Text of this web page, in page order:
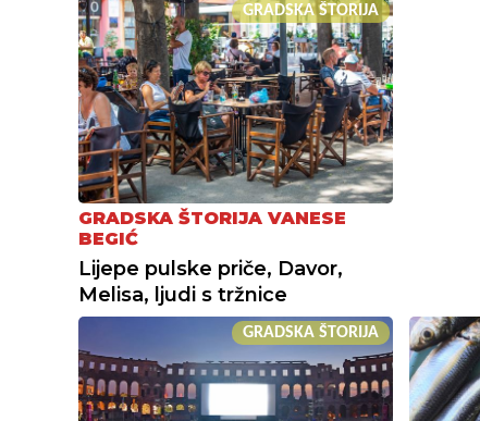
GRADSKA ŠTORIJA
GRADSKA ŠTORIJA VANESE
BEGIĆ
Lijepe pulske priče, Davor,
Melisa, ljudi s tržnice
GRADSKA ŠTORIJA